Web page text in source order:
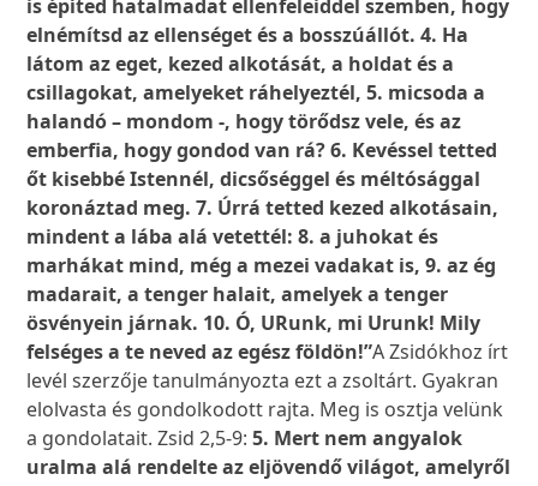
is építed hatalmadat ellenfeleiddel szemben, hogy
elnémítsd az ellenséget és a bosszúállót. 4. Ha
látom az eget, kezed alkotását, a holdat és a
csillagokat, amelyeket ráhelyeztél, 5. micsoda a
halandó – mondom -, hogy törődsz vele, és az
emberfia, hogy gondod van rá? 6. Kevéssel tetted
őt kisebbé Istennél, dicsőséggel és méltósággal
koronáztad meg. 7. Úrrá tetted kezed alkotásain,
mindent a lába alá vetettél: 8. a juhokat és
marhákat mind, még a mezei vadakat is, 9. az ég
madarait, a tenger halait, amelyek a tenger
ösvényein járnak. 10. Ó, URunk, mi Urunk! Mily
felséges a te neved az egész földön!”A Zsidókhoz írt
levél szerzője tanulmányozta ezt a zsoltárt. Gyakran
elolvasta és gondolkodott rajta. Meg is osztja velünk
a gondolatait. Zsid 2,5-9:5. Mert nem angyalok
uralma alá rendelte az eljövendő világot, amelyről